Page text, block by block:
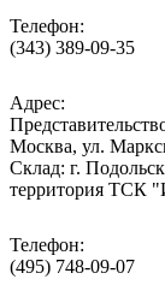
Телефон:
(343) 389-09-35
Адрес:
Москва, ул.
Cклад: г.
территория ТСК
Телефон:
(495) 748-09-07